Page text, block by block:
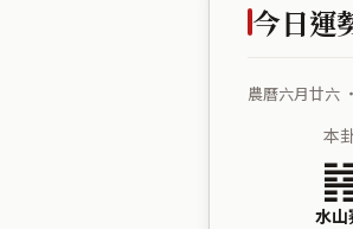
今日運
農曆六月廿六
本
水山